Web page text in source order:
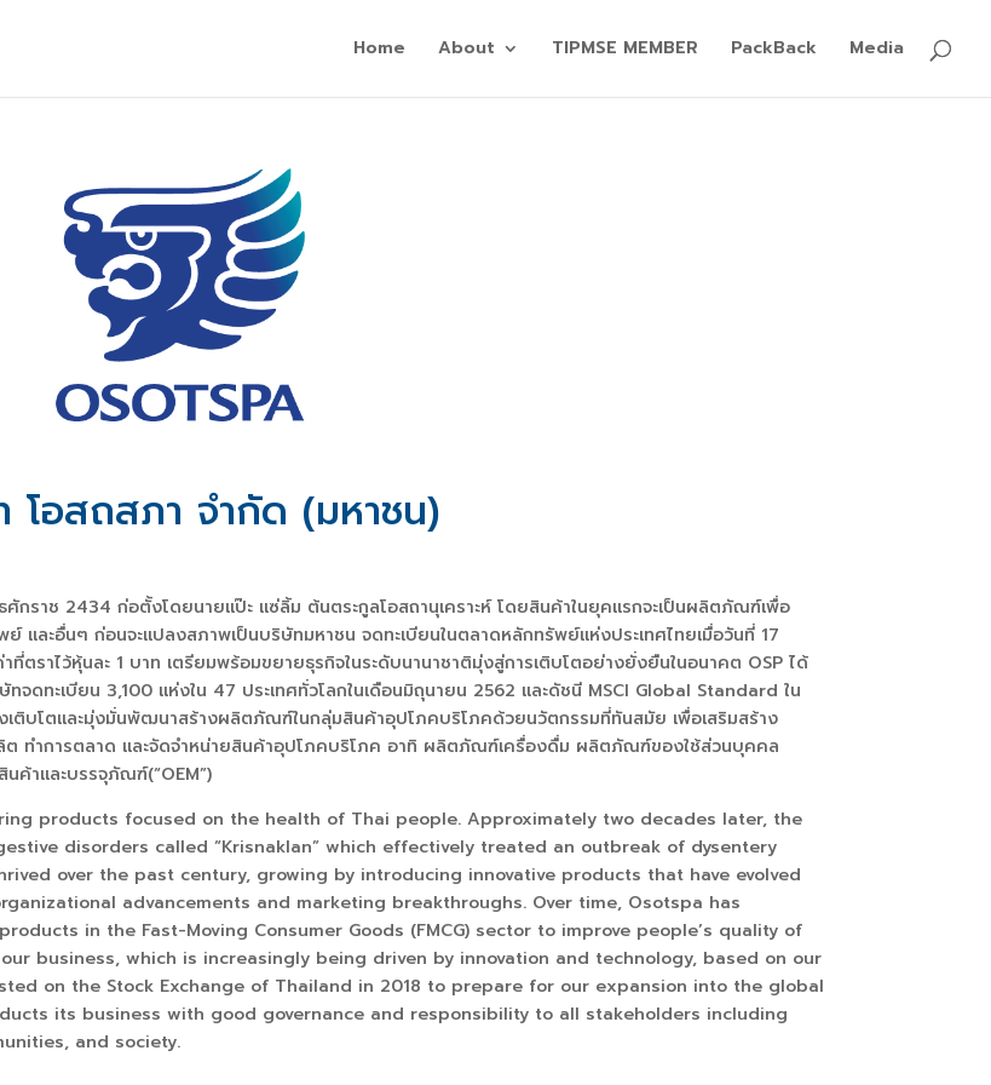
Home About TIPMSE MEMBER PackBack Media
โอสถสภา จำกัด (มหาชน)
ศักราช 2434 ก่อตั้งโดยนายแป๊ะ แซ่ลิ้ม ต้นตระกูลโอสถานุเคราะห์ โดยสินค้าในยุคแรกจะเป็นผลิตภัณฑ์เพื่อ
และอื่นๆ ก่อนจะแปลงสภาพเป็นบริษัทมหาชน จดทะเบียนในตลาดหลักทรัพย์แห่งประเทศไทยเมื่อวันที่ 17
ที่ตราไว้หุ้นละ 1 บาท เตรียมพร้อมขยายธุรกิจในระดับนานาชาติมุ่งสู่การเติบโตอย่างยั่งยืนในอนาคต OSPได้
ทจดทะเบียน 3,100 เเห่งใน 47 ประเทศทั่วโลกในเดือนมิถุนายน 2562 เเละดัชนี MSCI Global Standardใน
ติบโตและมุ่งมั่นพัฒนาสร้างผลิตภัณฑ์ในกลุ่มสินค้าอุปโภคบริโภคด้วยนวัตกรรมที่ทันสมัย เพื่อเสริมสร้าง
ทำการตลาด และจัดจำหน่ายสินค้าอุปโภคบริโภค อาทิ ผลิตภัณฑ์เครื่องดื่ม ผลิตภัณฑ์ของใช้ส่วนบุคคล
ค้าและบรรจุภัณฑ์(“OEM”)
products focused on the health of Thai people. Approximately two decades later, the
disorders called “Krisnaklan” which effectively treated an outbreak of dysentery
over the past century, growing by introducing innovative products that have evolved
advancements and marketing breakthroughs. Over time, Osotspa has
in the Fast-Moving Consumer Goods (FMCG) sector to improve people’s quality of
business, which is increasingly being driven by innovation and technology, based on our
on the Stock Exchange of Thailand in 2018 to prepare for our expansion into the global
its business with good governance and responsibility to all stakeholders including
and society.